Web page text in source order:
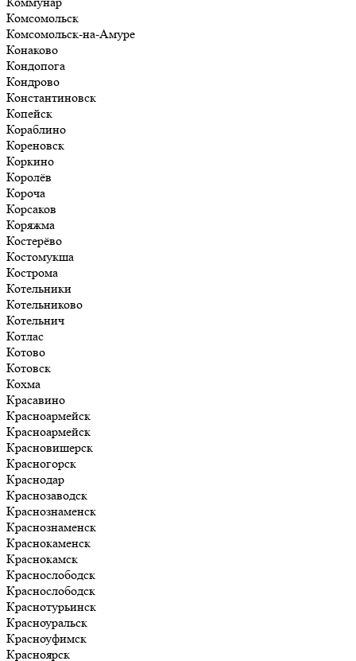
Комсомольск
Комсомольск-на-Амуре
Конаково
Кондопога
Кондрово
Константиновск
Копейск
Кораблино
Кореновск
Коркино
Королёв
Короча
Корсаков
Коряжма
Костерёво
Костомукша
Кострома
Котельники
Котельниково
Котельнич
Котлас
Котово
Котовск
Кохма
Красавино
Красноармейск
Красноармейск
Красновишерск
Красногорск
Краснодар
Краснозаводск
Краснознаменск
Краснознаменск
Краснокаменск
Краснокамск
Краснослободск
Краснослободск
Краснотурьинск
Красноуральск
Красноуфимск
Красноярск